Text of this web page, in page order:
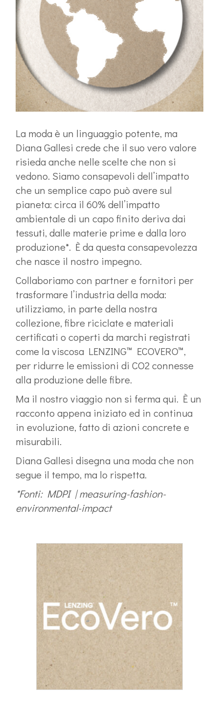
La moda è un linguaggio potente, ma
Diana Gallesi crede che il suo vero valore
risieda anche nelle scelte che non si
vedono. Siamo consapevoli dell’impatto
che un semplice capo può avere sul
pianeta: circa il 60% dell’impatto
ambientale di un capo finito deriva dai
tessuti, dalle materie prime e dalla loro
produzione*. È da questa consapevolezza
che nasce il nostro impegno.
Collaboriamo con partner e fornitori per
trasformare l’industria della moda:
utilizziamo, in parte della nostra
collezione, fibre riciclate e materiali
certificati o coperti da marchi registrati
come la viscosa LENZING™ ECOVERO™,
per ridurre le emissioni di CO2 connesse
alla produzione delle fibre.
Ma il nostro viaggio non si ferma qui. È un
racconto appena iniziato ed in continua
in evoluzione, fatto di azioni concrete e
misurabili.
Diana Gallesi disegna una moda che non
segue il tempo, ma lo rispetta.
*Fonti: MDPI | measuring-fashion-
environmental-impact